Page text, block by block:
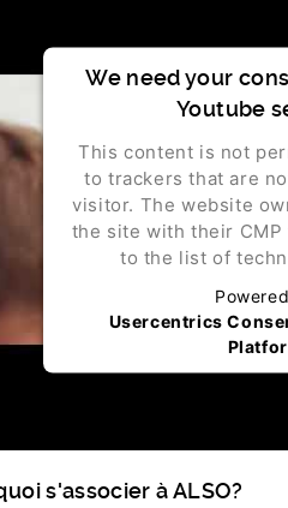
We need your
Youtube
This content is not
to trackers that are
visitor. The website
the site with their
to the list of
Usercentrics
s'associer à ALSO?